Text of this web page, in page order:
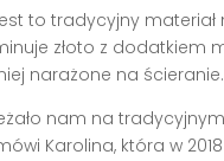
to tradycyjny materiał
złoto z dodatkiem
narażone na ścieranie.
nam na
Karolina, która w